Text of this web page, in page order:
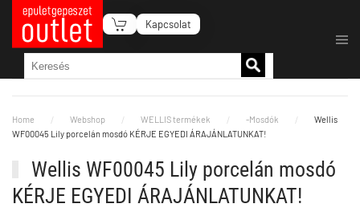
Fő tartalom átugrása
Kapcsolat
Home Webshop WELLIS termékek -Mosdók
Wellis
WF00045 Lily porcelán mosdó KÉRJE EGYEDI ÁRAJÁNLATUNKAT!
Wellis WF00045 Lily porcelán mosdó
KÉRJE EGYEDI ÁRAJÁNLATUNKAT!